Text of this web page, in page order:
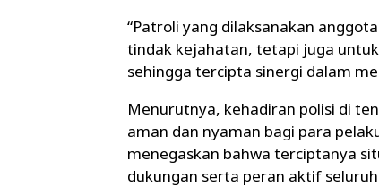
“Patroli yang dilaksanakan
tindak kejahatan, tetapi juga
sehingga tercipta sinergi dalam
Menurutnya, kehadiran polisi di
aman dan nyaman bagi para
menegaskan bahwa terciptanya
dukungan serta peran aktif